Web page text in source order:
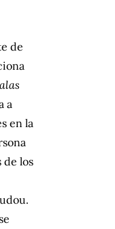
de
a
en la
de los